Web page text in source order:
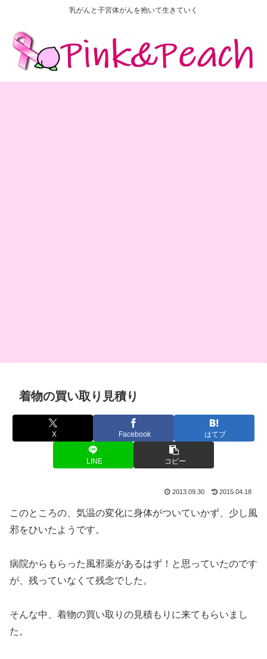
乳がんと子宮体がんを抱いて生きていく
着物の買い取り見積り
X Facebook はてブ
LINE コピー
2013.09.30 2015.04.18
このところの、気温の変化に身体がついていかず、少し風
邪をひいたようです。
病院からもらった風邪薬があるはず！と思っていたのです
が、残っていなくて残念でした。
そんな中、着物の買い取りの見積もりに来てもらいまし
た。